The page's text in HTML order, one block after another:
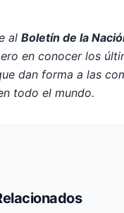
al Boletín de la
en conocer los
dan forma a las
todo el mundo.